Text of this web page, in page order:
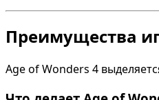
Преимущества
Age of Wonders 4